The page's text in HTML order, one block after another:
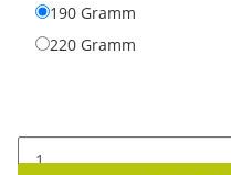
190 Gramm
220 Gramm